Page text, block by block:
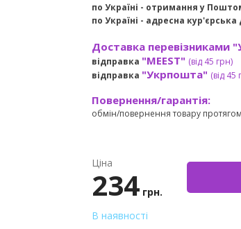
по Україні - отримання у
по Україні - адресна
Доставка перевізниками
відправка "MEEST" (від 45 грн)
відправка "Укрпошта" (від 45
Повернення/гарантія:
обмін/повернення товару протягом
Ціна
234 грн.
В наявності